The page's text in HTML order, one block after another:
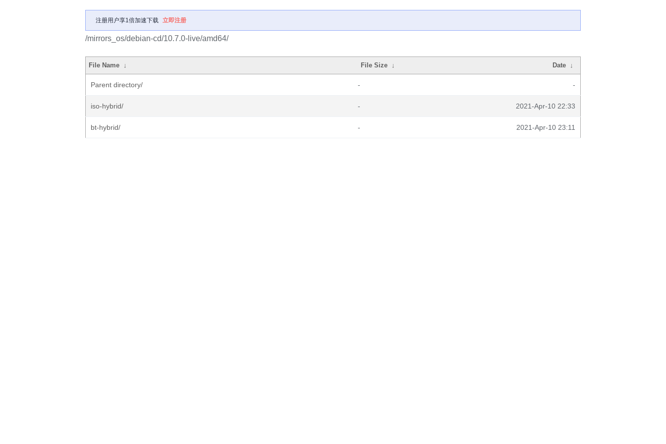
注册用户享1倍加速下载 立即注册
/mirrors_os/debian-cd/10.7.0-live/amd64/
File Name ↓ File Size ↓ Date ↓
Parent directory/ - -
iso-hybrid/ - 2021-Apr-10 22:33
bt-hybrid/ - 2021-Apr-10 23:11